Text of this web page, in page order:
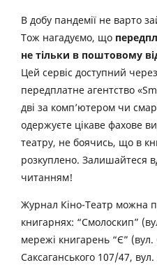
В добу пандемії не варто
Тож нагадуємо, що
не тільки в поштовому
Цей сервіс доступний
передплатне агентство
дві за комп’ютером чи
одержуєте цікаве фахове
театру, не боячись, що в
розкуплено. Залишайтеся
читанням!
Журнал Кіно-Театр можна
книгарнях: “Смолоскип”
мережі книгарень “Є” (вул.
Саксаганського 107/47,